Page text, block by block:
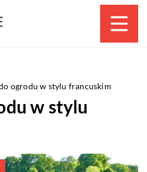
ogrodu w stylu francuskim
w stylu